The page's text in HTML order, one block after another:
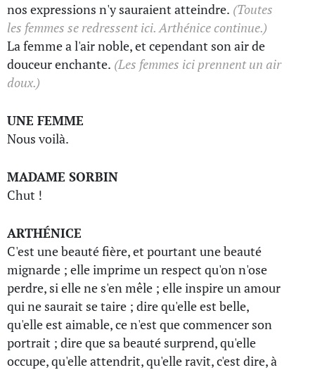
nos expressions n'y sauraient atteindre. (Toutes
les femmes se redressent ici. Arthénice continue.)
La femme a l'air noble, et cependant son air de
douceur enchante. (Les femmes ici prennent un air
doux.)
UNE FEMME
Nous voilà.
MADAME SORBIN
Chut !
ARTHÉNICE
C'est une beauté fière, et pourtant une beauté
mignarde ; elle imprime un respect qu'on n'ose
perdre, si elle ne s'en mêle ; elle inspire un amour
qui ne saurait se taire ; dire qu'elle est belle,
qu'elle est aimable, ce n'est que commencer son
portrait ; dire que sa beauté surprend, qu'elle
occupe, qu'elle attendrit, qu'elle ravit, c'est dire, à